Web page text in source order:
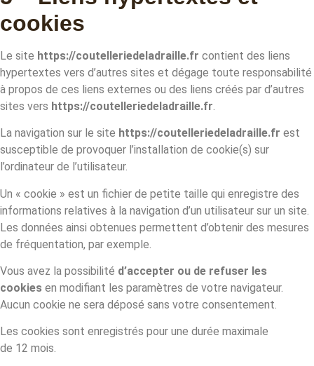
cookies
Le site https://coutelleriedeladraille.fr contient des liens
hypertextes vers d’autres sites et dégage toute responsabilité
à propos de ces liens externes ou des liens créés par d’autres
sites vers https://coutelleriedeladraille.fr.
La navigation sur le site https://coutelleriedeladraille.fr est
susceptible de provoquer l’installation de cookie(s) sur
l’ordinateur de l’utilisateur.
Un « cookie » est un fichier de petite taille qui enregistre des
informations relatives à la navigation d’un utilisateur sur un site.
Les données ainsi obtenues permettent d’obtenir des mesures
de fréquentation, par exemple.
Vous avez la possibilité d’accepter ou de refuser les
cookies en modifiant les paramètres de votre navigateur.
Aucun cookie ne sera déposé sans votre consentement.
Les cookies sont enregistrés pour une durée maximale
de 12 mois.